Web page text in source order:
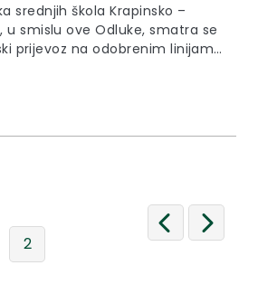
srednjih škola Krapinsko –
u smislu ove Odluke, smatra se
prijevoz na odobrenim linijama
oblik prijevoza, na
2